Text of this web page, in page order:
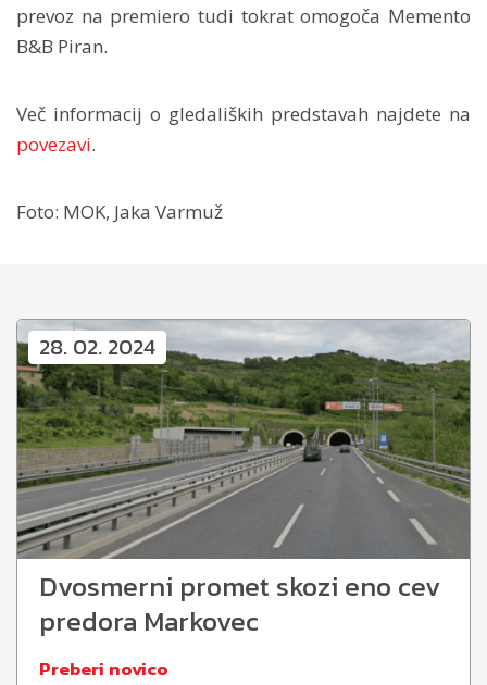
prevoz na premiero tudi tokrat omogoča Memento
B&B Piran.
Več informacij o gledaliških predstavah najdete na
povezavi.
Foto: MOK, Jaka Varmuž
28. 02. 2024
Dvosmerni promet skozi eno cev
predora Markovec
Preberi novico